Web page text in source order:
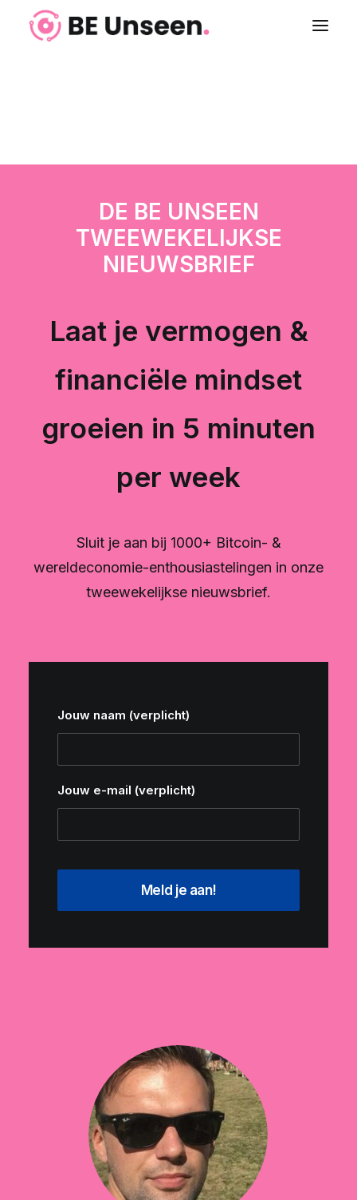
DE BE UNSEEN
TWEEWEKELIJKSE
NIEUWSBRIEF
Laat je vermogen &
financiële mindset
groeien in 5 minuten
per week
Sluit je aan bij 1000+ Bitcoin- &
wereldeconomie-enthousiastelingen in onze
tweewekelijkse nieuwsbrief.
Jouw naam (verplicht)
Jouw e-mail (verplicht)